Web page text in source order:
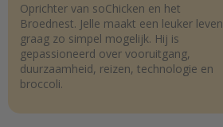
Oprichter van soChicken en het
Broednest. Jelle maakt een leuker leven
graag zo simpel mogelijk. Hij is
gepassioneerd over vooruitgang,
duurzaamheid, reizen, technologie en
broccoli.